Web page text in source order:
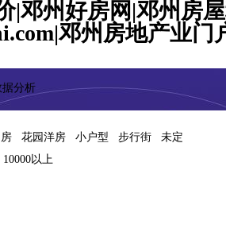
|邓州好房网|邓州房
邓州房地产业门
据分析
花园洋房 小户型 步行街
未定
10000以上